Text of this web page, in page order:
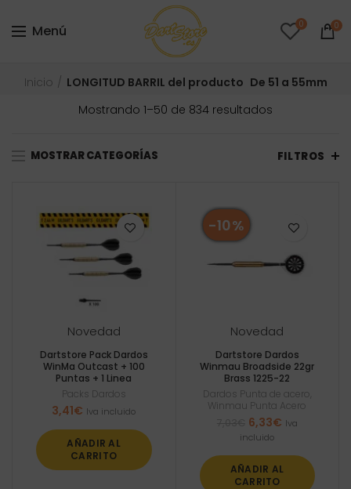
Menú 0 0
Inicio LONGITUD BARRIL del producto De 51 a 55mm
Mostrando 1–50 de 834 resultados
bajo
MOSTRAR CATEGORÍAS FILTROS
Novedad
Dartstore Pack Dardos
WinMa Outcast + 100
Puntas + 1 Linea
Packs Dardos
3,41€ Iva incluido
AÑADIR AL
CARRITO
-10%
Novedad
Dartstore Dardos
Winmau Broadside 22gr
Brass 1225-22
Dardos Punta de acero
Winmau Punta Acero
El
precio
era:
7,03€.
6,33€El
es:
6,33€.
Iva
incluido
AÑADIR AL
CARRITO